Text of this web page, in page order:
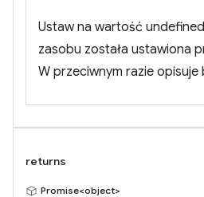
Ustaw na wartość
zasobu została ustawiona
W przeciwnym razie opisuje
returns
Promise<object>